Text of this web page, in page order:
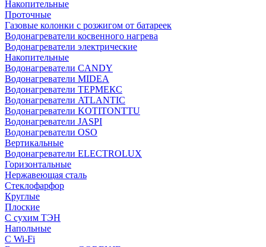
Накопительные
Проточные
Газовые колонки с розжигом от батареек
Водонагреватели косвенного нагрева
Водонагреватели электрические
Накопительные
Водонагреватели CANDY
Водонагреватели MIDEA
Водонагреватели ТЕРМЕКС
Водонагреватели ATLANTIC
Водонагреватели KOTITONTTU
Водонагреватели JASPI
Водонагреватели OSO
Вертикальные
Водонагреватели ELECTROLUX
Горизонтальные
Нержавеющая сталь
Стеклофарфор
Круглые
Плоские
С сухим ТЭН
Напольные
С Wi-Fi